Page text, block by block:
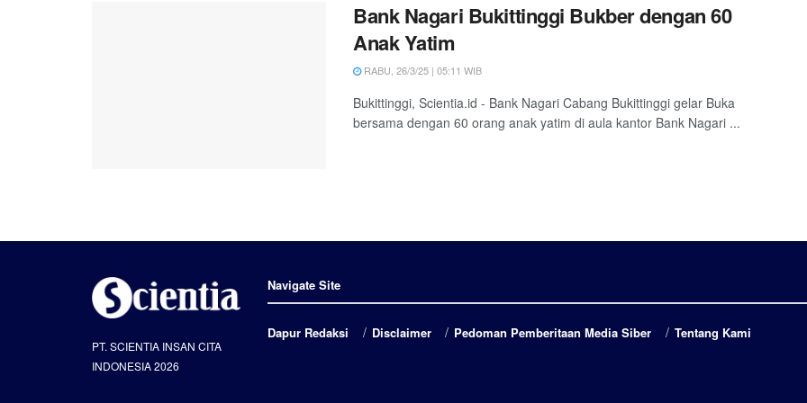
Bank Nagari Bukittinggi Bukber dengan 60
Anak Yatim
RABU, 26/3/25 | 05:11 WIB
Bukittinggi, Scientia.id - Bank Nagari Cabang Bukittinggi gelar Buka
bersama dengan 60 orang anak yatim di aula kantor Bank Nagari ...
PT. SCIENTIA INSAN CITA
INDONESIA 2026
Navigate Site
Dapur Redaksi Disclaimer Pedoman Pemberitaan Media Siber Tentang Kami